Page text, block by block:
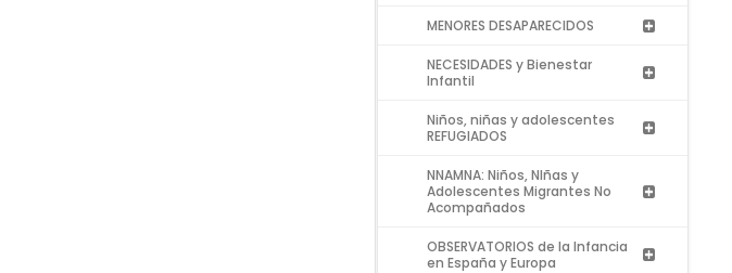
MENORES DESAPARECIDOS
NECESIDADES y Bienestar
Infantil
Niños, niñas y adolescentes
REFUGIADOS
NNAMNA: Niños, NIñas y
Adolescentes Migrantes No
Acompañados
OBSERVATORIOS de la Infancia
en España y Europa